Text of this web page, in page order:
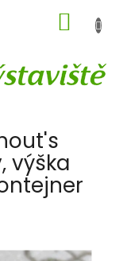
KOŠÍK
výška